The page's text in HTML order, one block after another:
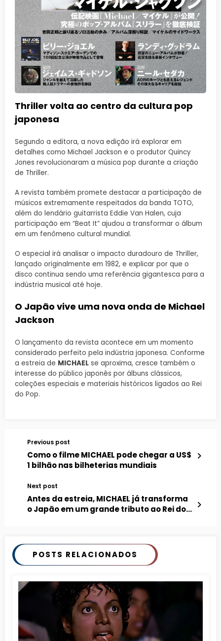
Thriller volta ao centro da cultura pop
japonesa
Segundo a editora, a nova edição irá explorar em
detalhes como Michael Jackson e o produtor Quincy
Jones revolucionaram a música pop durante a criação
de Thriller.
A revista também promete destacar a participação de
músicos extremamente respeitados da banda TOTO,
além do lendário guitarrista Eddie Van Halen, cuja
participação em “Beat It” ajudou a transformar o álbum
em um fenômeno cultural mundial.
O especial irá analisar o impacto duradouro de Thriller,
lançado originalmente em 1982, e explicar por que o
disco continua sendo uma referência gigantesca para a
indústria musical até hoje.
O Japão vive uma nova onda de Michael
Jackson
O lançamento da revista acontece em um momento
considerado perfeito pela indústria japonesa. Conforme
a estreia de MICHAEL se aproxima, cresce também o
interesse do público japonês por álbuns clássicos,
coleções especiais e materiais históricos ligados ao Rei
do Pop.
Previous post
Como o filme MICHAEL pode chegar a US$
1 bilhão nas bilheterias mundiais
Next post
Antes da estreia, MICHAEL já transforma
o Japão em um grande tributo ao Rei do
POSTS RELACIONADOS